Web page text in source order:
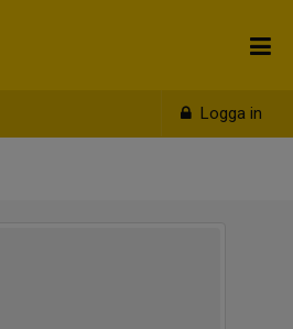
Logga in